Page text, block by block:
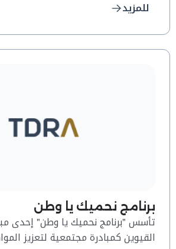
للمزيد
برنامج نحميك يا وطن
تأسس "برنامج نحميك يا وطن" إحدى
القيوين كمبادرة مجتمعية لتعزيز